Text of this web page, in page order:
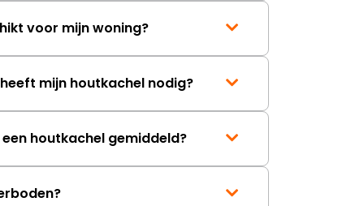
voor mijn woning?
mijn houtkachel nodig?
houtkachel gemiddeld?